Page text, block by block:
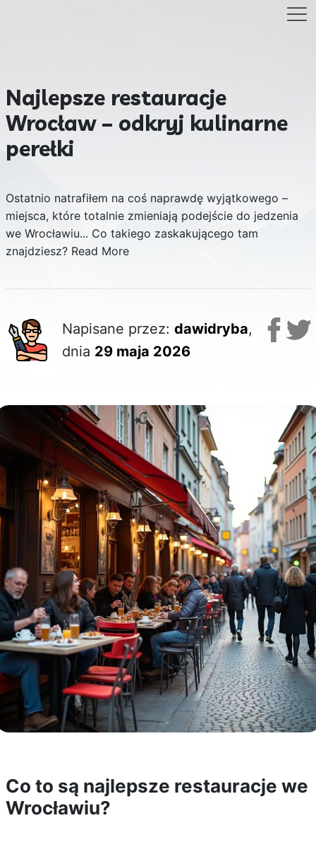
Najlepsze restauracje
Wrocław – odkryj kulinarne
perełki
Ostatnio natrafiłem na coś naprawdę wyjątkowego –
miejsca, które totalnie zmieniają podejście do jedzenia
we Wrocławiu... Co takiego zaskakującego tam
znajdziesz? Read More
Napisane przez: dawidryba,
dnia 29 maja 2026
Co to są najlepsze restauracje we
Wrocławiu?